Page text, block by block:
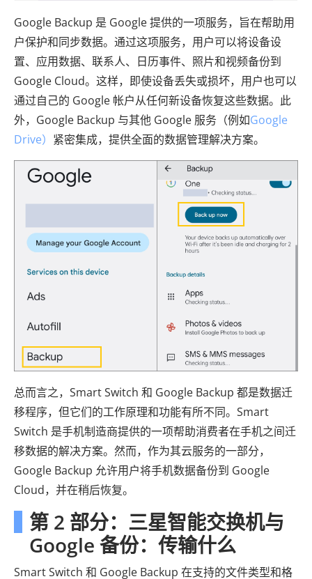
Google Backup 是 Google 提供的一项服务，旨在帮助用
户保护和同步数据。通过这项服务，用户可以将设备设
置、应用数据、联系人、日历事件、照片和视频备份到
Google Cloud。这样，即使设备丢失或损坏，用户也可以
通过自己的 Google 帐户从任何新设备恢复这些数据。此
外，Google Backup 与其他 Google 服务（例如Google
Drive） 紧密集成，提供全面的数据管理解决方案。
总而言之，Smart Switch 和 Google Backup 都是数据迁
移程序，但它们的工作原理和功能有所不同。Smart
Switch 是手机制造商提供的一项帮助消费者在手机之间迁
移数据的解决方案。然而，作为其云服务的一部分，
Google Backup 允许用户将手机数据备份到 Google
Cloud，并在稍后恢复。
第 2 部分：三星智能交换机与
Google 备份：传输什么
Smart Switch 和 Google Backup 在支持的文件类型和格